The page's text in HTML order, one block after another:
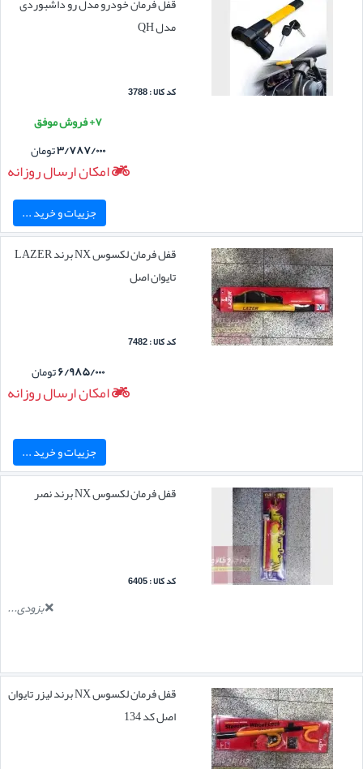
مدل QH
کد کالا : 3788
۷+ فروش موفق
۳/۷۸۷/۰۰۰تومان
امکان ارسال روزانه
جزییات و خرید ...
قفل فرمان لکسوس NX برند LAZER
تایوان اصل
کد کالا : 7482
۶/۹۸۵/۰۰۰تومان
امکان ارسال روزانه
جزییات و خرید ...
قفل فرمان لکسوس NX برند نصر
کد کالا : 6405
بزودی...
قفل فرمان لکسوس NX برند لیزر تایوان
اصل کد 134